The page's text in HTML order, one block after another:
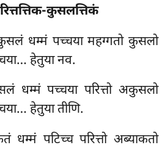
कुसलत्तिकं
धम्मं पच्चया महग्गतो कुसलो
हेतुया नव.
धम्मं पच्चया परित्तो अकुसलो
हेतुया तीणि.
धम्मं पटिच्च परित्तो अब्याकतो